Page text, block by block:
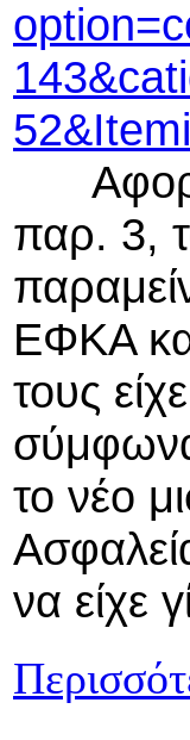
Αφορά
παρ. 3,
ΕΦΚΑ
τους
το νέο
να είχε